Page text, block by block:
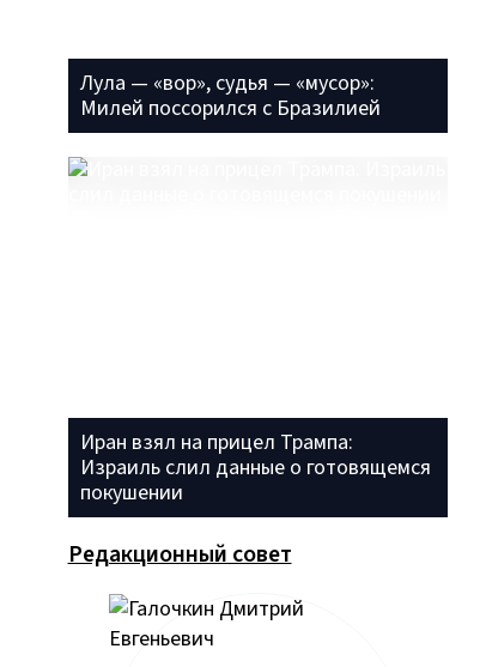
Лула — «вор», судья — «мусор»:
Милей поссорился с Бразилией
Иран взял на прицел Трампа:
Израиль слил данные о готовящемся
покушении
Редакционный совет